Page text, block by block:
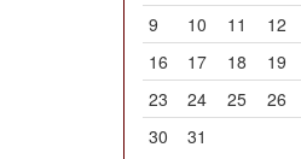
9
10 11 12
16
17 18 19
23
24 25 26
30
31